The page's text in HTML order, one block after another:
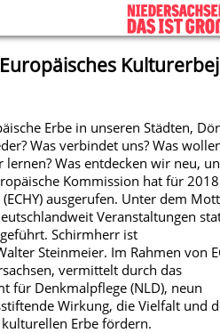
Erbe in unseren Städten,
Was verbindet uns? Was
lernen? Was entdecken wir neu,
Kommission hat für
ausgerufen. Unter dem
Veranstaltungen
Schirmherr ist
Steinmeier. Im Rahmen von
vermittelt durch das
für Denkmalpflege (NLD), neun
Wirkung, die Vielfalt und
Erbe fördern.